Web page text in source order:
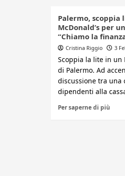
Palermo, scoppia
McDonald’s per
“Chiamo la
Cristina Riggio 3
Scoppia la lite in un
di Palermo. Ad
discussione tra una
dipendenti alla
Per saperne di più